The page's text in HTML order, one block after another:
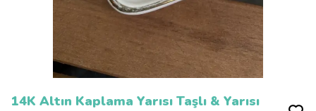
14K Altın Kaplama Yarısı Taşlı & Yarısı